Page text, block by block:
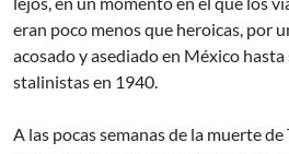
eran poco menos que heroicas, por
acosado y asediado en México
stalinistas en 1940.
A las pocas semanas de la muerte de